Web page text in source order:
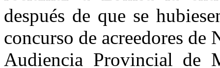
después de que se
concurso de acreedores
Audiencia Provincial de